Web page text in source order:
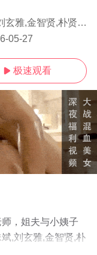
贤,朴贤贞,闵道允,崔宇锡,尚宇,时宇
05-27
 极速观看
，姐夫与小姨子
,刘玄雅,金智贤,朴
演绎的韩国电